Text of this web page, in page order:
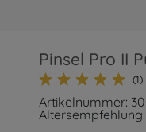
Pinsel Pro II
(1)
Artikelnummer: